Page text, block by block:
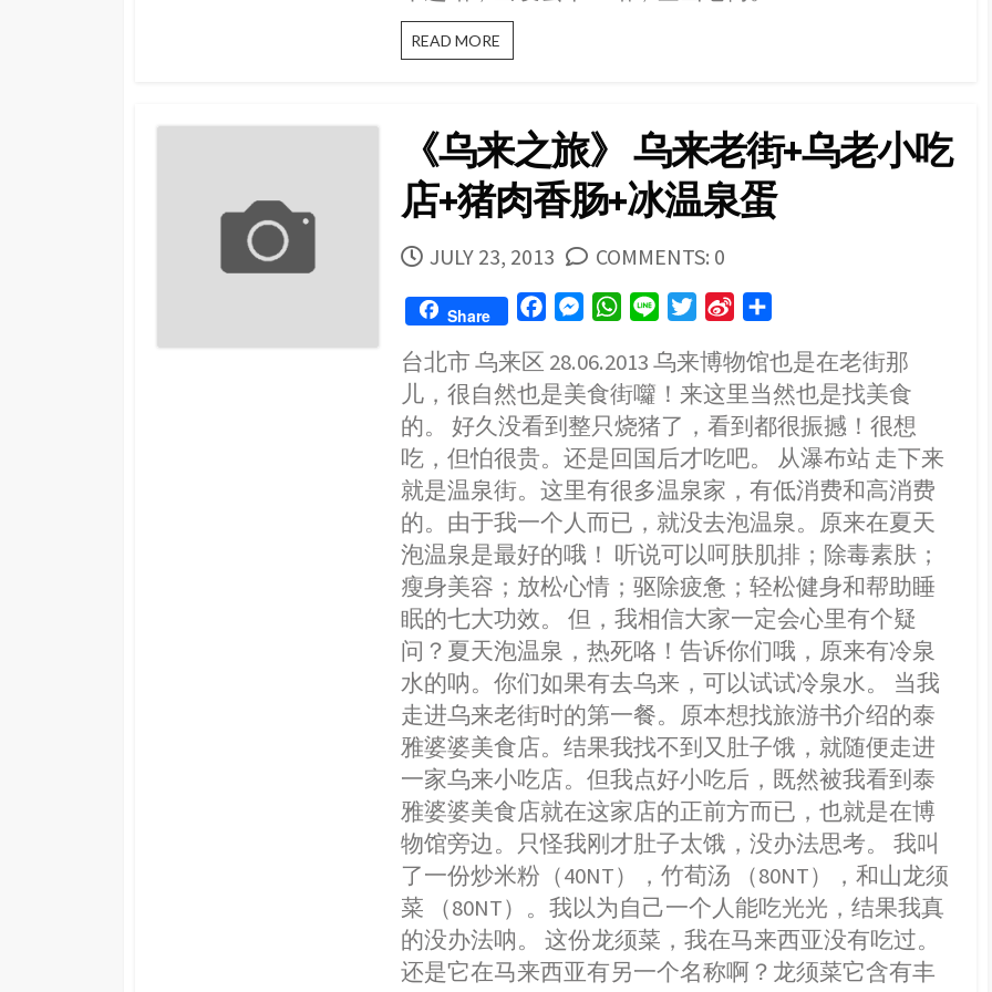
READ MORE
冠
♥
新
十
八
公。
石
广
场。
三
芝
小
猪
轻
食
馆
《乌来之旅》 乌来老街+乌老小吃
店+猪肉香肠+冰温泉蛋
PUBLISHED
DATE
JULY 23, 2013 COMMENTS: 0
Share
c
e
b
o
k
s
s
e
n
g
e
r
W
a
t
s
A
p
p
n
e
i
t
e
r
n
a
W
e
b
o
a
r
e
台北市 乌来区 28.06.2013 乌来博物馆也是在老街那
儿，很自然也是美食街囖！来这里当然也是找美食
的。 好久没看到整只烧猪了，看到都很振撼！很想
吃，但怕很贵。还是回国后才吃吧。 从瀑布站 走下来
就是温泉街。这里有很多温泉家，有低消费和高消费
的。由于我一个人而已，就没去泡温泉。原来在夏天
泡温泉是最好的哦！ 听说可以呵肤肌排；除毒素肤；
瘦身美容；放松心情；驱除疲惫；轻松健身和帮助睡
眠的七大功效。 但，我相信大家一定会心里有个疑
问？夏天泡温泉，热死咯！告诉你们哦，原来有冷泉
水的呐。你们如果有去乌来，可以试试冷泉水。 当我
走进乌来老街时的第一餐。原本想找旅游书介绍的泰
雅婆婆美食店。结果我找不到又肚子饿，就随便走进
一家乌来小吃店。但我点好小吃后，既然被我看到泰
雅婆婆美食店就在这家店的正前方而已，也就是在博
物馆旁边。只怪我刚才肚子太饿，没办法思考。 我叫
了一份炒米粉（40NT），竹荀汤 （80NT），和山龙须
菜 （80NT）。我以为自己一个人能吃光光，结果我真
的没办法呐。 这份龙须菜，我在马来西亚没有吃过。
还是它在马来西亚有另一个名称啊？龙须菜它含有丰